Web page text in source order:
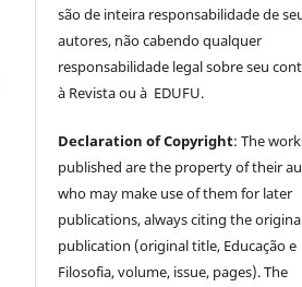
são de inteira responsabilidade de
autores, não cabendo qualquer
responsabilidade legal sobre seu
à Revista ou à EDUFU.
Declaration of Copyright: The
published are the property of their
who may make use of them for later
publications, always citing the
publication (original title, Educação e
Filosofia, volume, issue, pages). The